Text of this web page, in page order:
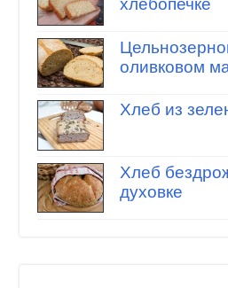
хлебопечке
оливковом
Хлеб из
Хлеб
духовке